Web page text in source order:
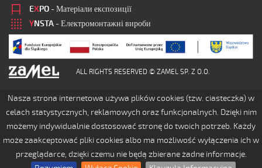
EXPO - Матеріали експозиції
YNSTA - Електромонтажні вироби
ALL RIGHTS RESERVED © ZAMEL SP. Z O.O.
Nasza strona internetowa używa plików cookies (tzw. ciasteczka) w
celach statystycznych, reklamowych oraz funkcjonalnych. Dzięki nim
możemy indywidualnie dostosować stronę do twoich potrzeb. Każdy
może zaakceptować pliki cookies albo ma możliwość wyłączenia ich w
przeglądarce, dzięki czemu nie będą zbierane żadne informacje.